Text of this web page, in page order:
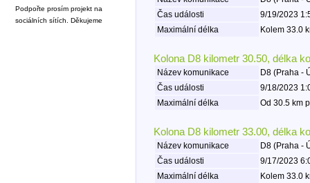
Čas události
9/19/2023
Maximální délka
Kolem 33.0
Kolona D8 kilometr 30.50, délka
Název komunikace
D8 (Praha -
Čas události
9/18/2023
Maximální délka
Od 30.5 km
Kolona D8 kilometr 33.00, délka
Název komunikace
D8 (Praha -
Čas události
9/17/2023
Maximální délka
Kolem 33.0
Podpořte prosím projekt na
sociálních sítích. Děkujeme